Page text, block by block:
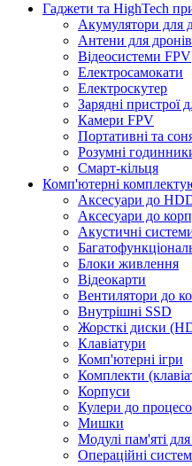
Гаджети та HighTech
Акумулятори для
Антени для дронів
Відеосистеми FPV
Електросамокати
Електроскутер
Зарядні пристрої
Камери FPV
Портативні та
Розумні
Смарт-кільця
Комп'ютерні
Аксесуари до
Аксесуари до
Акустичні
Блоки живлення
Відеокарти
Вентилятори до
Внутрішні SSD
Жорсткі диски
Клавіатури
Комп'ютерні ігри
Комплекти
Корпуси
Кулери до
Мишки
Модулі пам'яті
Операційні